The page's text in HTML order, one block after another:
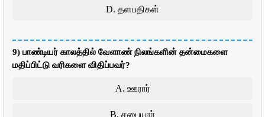
D. தளபதிகள்
9) பாண்டியர் காலத்தில் வேளாண் நிலங்களின் தன்மைகளை
மதிப்பிட்டு வரிகளை விதிப்பவர்?
A. ஊரார்
B. சபையார்